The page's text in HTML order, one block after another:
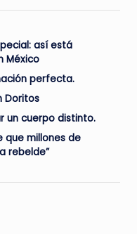
así está
México
perfecta.
Doritos
un cuerpo distinto.
que millones de
rebelde”